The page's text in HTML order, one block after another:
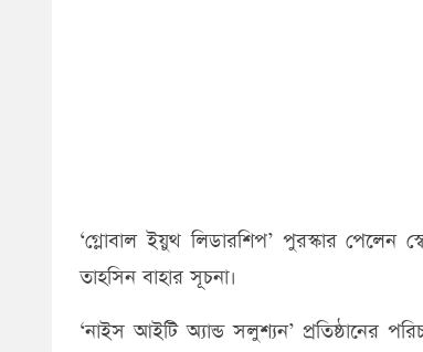
‘গ্লোবাল ইয়ুথ লিডারশিপ’ পুরস্কার পেলেন
তাহসিন বাহার সূচনা।
‘নাইস আইটি অ্যান্ড সলুশ্যন’